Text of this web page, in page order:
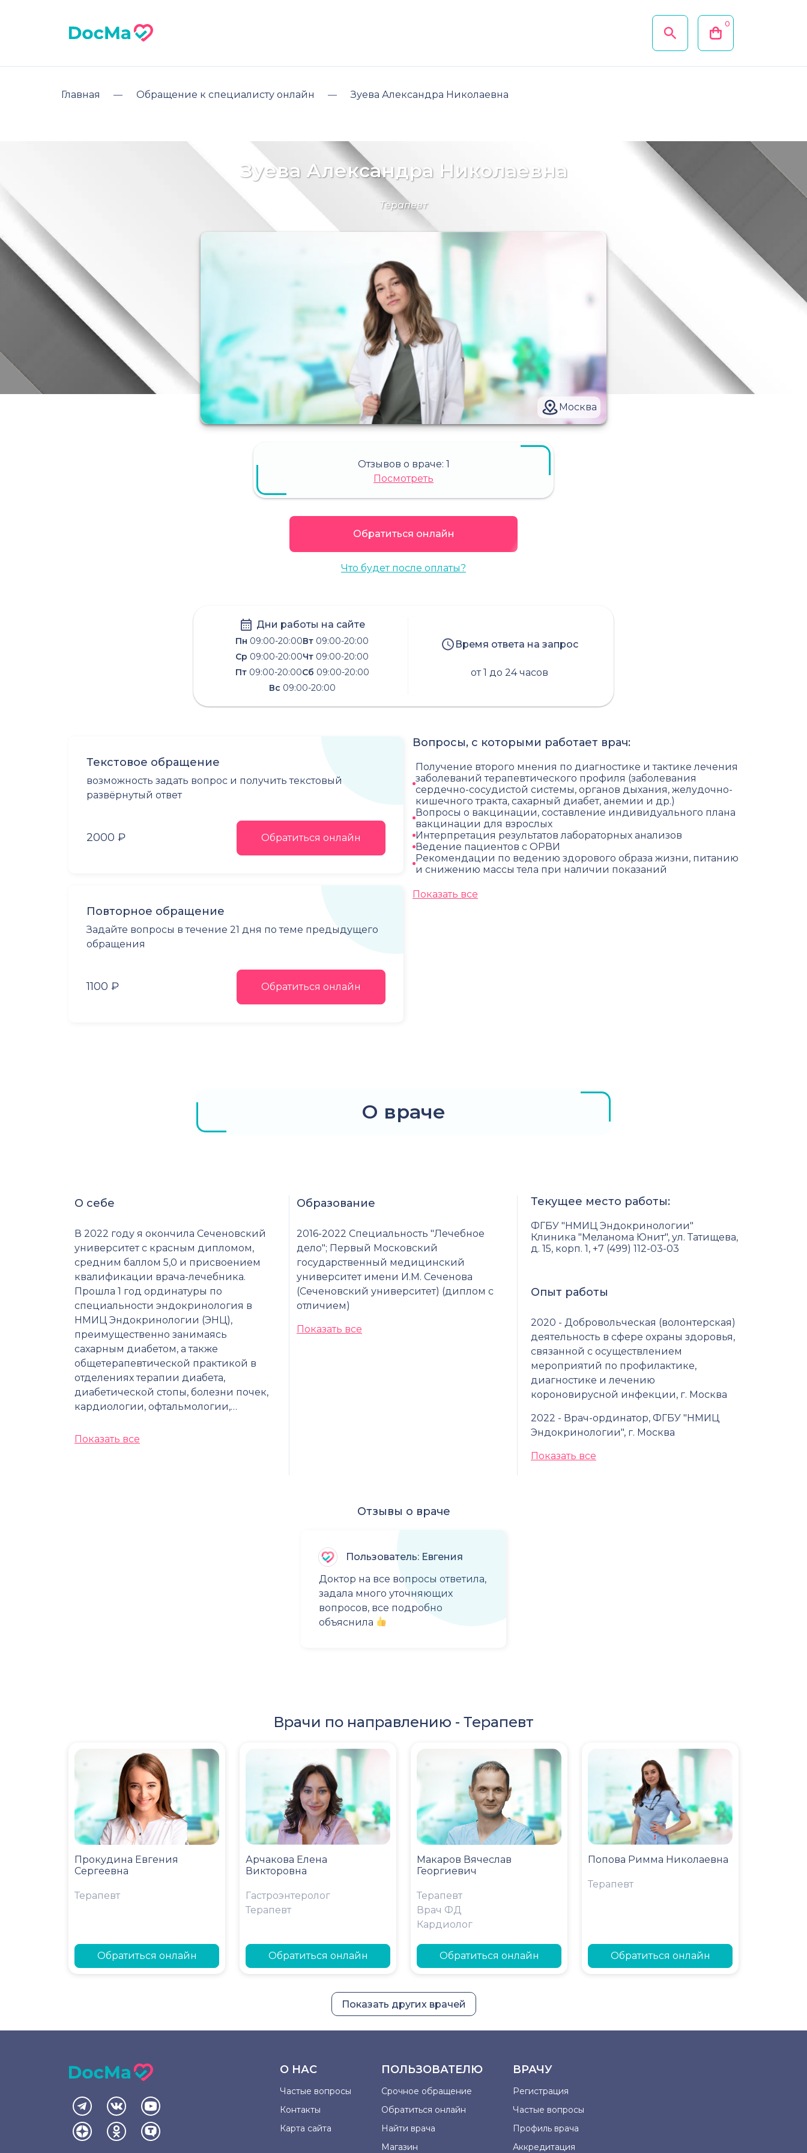
0
Главная Обращение к специалисту онлайн Зуева Александра Николаевна
Зуева Александра Николаевна
Терапевт
Москва
Отзывов о враче: 1
Посмотреть
Обратиться онлайн
Что будет после оплаты?
Дни работы на сайте
Пн 09:00-20:00Вт 09:00-20:00
Ср 09:00-20:00Чт 09:00-20:00
Пт09:00-20:00Сб 09:00-20:00
Вс 09:00-20:00
Время ответа на запрос
от 1 до 24 часов
Текстовое обращение
возможность задать вопрос и получить текстовый
развёрнутый ответ
2000 ₽ Обратиться онлайн
Повторное обращение
Задайте вопросы в течение 21 дня по теме предыдущего
обращения
1100 ₽ Обратиться онлайн
Вопросы, с которыми работает врач:
Получение второго мнения по диагностике и тактике лечения
заболеваний терапевтического профиля (заболевания
сердечно-сосудистой системы, органов дыхания, желудочно-
кишечного тракта, сахарный диабет, анемии и др.)
Вопросы о вакцинации, составление индивидуального плана
вакцинации для взрослых
Интерпретация результатов лабораторных анализов
Ведение пациентов с ОРВИ
Рекомендации по ведению здорового образа жизни, питанию
и снижению массы тела при наличии показаний
Показать все
О враче
О себе
В 2022 году я окончила Сеченовский
университет с красным дипломом,
средним баллом 5,0 и присвоением
квалификации врача-лечебника.
Прошла 1 год ординатуры по
специальности эндокринология в
НМИЦ Эндокринологии (ЭНЦ),
преимущественно занимаясь
сахарным диабетом, а также
общетерапевтической практикой в
отделениях терапии диабета,
диабетической стопы, болезни почек,
кардиологии, офтальмологии,…
Показать все
Образование
2016-2022 Специальность "Лечебное
дело"; Первый Московский
государственный медицинский
университет имени И.М. Сеченова
(Сеченовский университет) (диплом с
отличием)
Показать все
Текущее место работы:
ФГБУ "НМИЦ Эндокринологии"
Клиника "Меланома Юнит", ул. Татищева,
д. 15, корп. 1, +7 (499) 112-03-03
Опыт работы
2020 - Добровольческая (волонтерская)
деятельность в сфере охраны здоровья,
связанной с осуществлением
мероприятий по профилактике,
диагностике и лечению
короновирусной инфекции, г. Москва
2022 - Врач-ординатор, ФГБУ "НМИЦ
Эндокринологии", г. Москва
Показать все
Отзывы о враче
Пользователь: Евгения
Доктор на все вопросы ответила,
задала много уточняющих
вопросов, все подробно
объяснила
Врачи по направлению - Терапевт
Прокудина Евгения
Сергеевна
Терапевт
Обратиться онлайн
Арчакова Елена
Викторовна
Гастроэнтеролог
Терапевт
Обратиться онлайн
Макаров Вячеслав
Георгиевич
Терапевт
Врач ФД
Кардиолог
Обратиться онлайн
Попова Римма Николаевна
Терапевт
Обратиться онлайн
Показать других врачей
О НАС
Частые вопросы
Контакты
Карта сайта
ПОЛЬЗОВАТЕЛЮ
Срочное обращение
Обратиться онлайн
Найти врача
Магазин
ВРАЧУ
Регистрация
Частые вопросы
Профиль врача
Аккредитация